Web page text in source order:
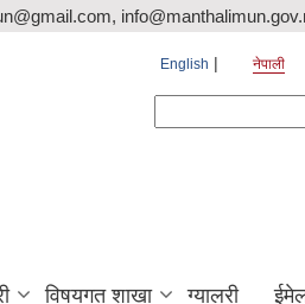
English नेपाली
विषयगत शाखा ग्यालरी